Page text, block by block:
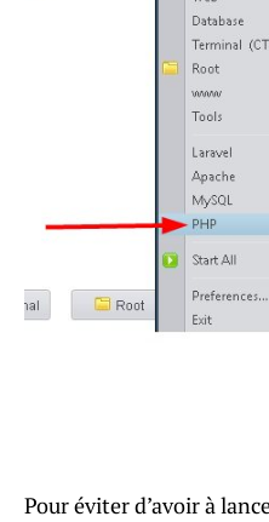
Pour éviter d’avoir à